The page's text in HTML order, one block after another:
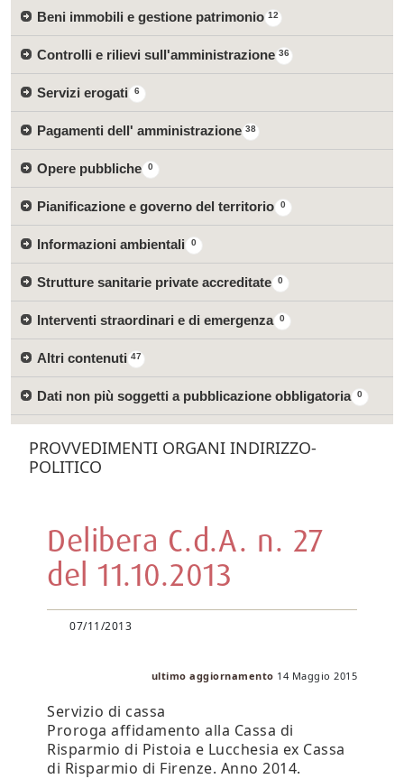
12
Beni immobili e gestione patrimonio
36
Controlli e rilievi sull'amministrazione
6
Servizi erogati
38
Pagamenti dell' amministrazione
0
Opere pubbliche
0
Pianificazione e governo del territorio
0
Informazioni ambientali
0
Strutture sanitarie private accreditate
0
Interventi straordinari e di emergenza
47
Altri contenuti
0
Dati non più soggetti a pubblicazione obbligatoria
PROVVEDIMENTI ORGANI INDIRIZZO-
POLITICO
Delibera C.d.A. n. 27
del 11.10.2013
07/11/2013
ultimo aggiornamento 14 Maggio 2015
Servizio di cassa
Proroga affidamento alla Cassa di
Risparmio di Pistoia e Lucchesia ex Cassa
di Risparmio di Firenze. Anno 2014.